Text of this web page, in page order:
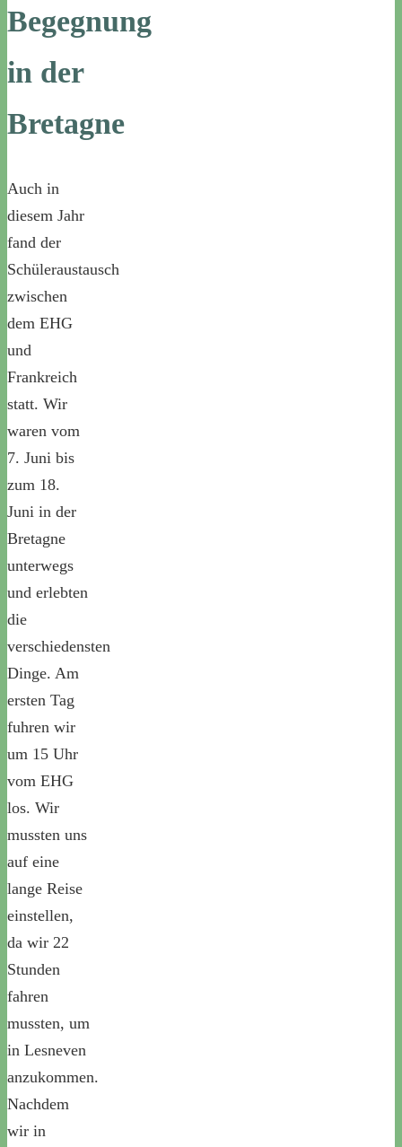
Begegnung
in der
Bretagne
Auch in
diesem Jahr
fand der
Schüleraustausch
zwischen
dem EHG
und
Frankreich
statt. Wir
waren vom
7. Juni bis
zum 18.
Juni in der
Bretagne
unterwegs
und erlebten
die
verschiedensten
Dinge. Am
ersten Tag
fuhren wir
um 15 Uhr
vom EHG
los. Wir
mussten uns
auf eine
lange Reise
einstellen,
da wir 22
Stunden
fahren
mussten, um
in Lesneven
anzukommen.
Nachdem
wir in